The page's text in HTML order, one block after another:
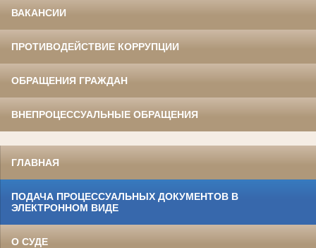
ВАКАНСИИ
ПРОТИВОДЕЙСТВИЕ КОРРУПЦИИ
ОБРАЩЕНИЯ ГРАЖДАН
ВНЕПРОЦЕССУАЛЬНЫЕ ОБРАЩЕНИЯ
ГЛАВНАЯ
ПОДАЧА ПРОЦЕССУАЛЬНЫХ ДОКУМЕНТОВ В
ЭЛЕКТРОННОМ ВИДЕ
О СУДЕ